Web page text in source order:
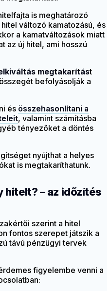
is meghatározó
változó kamatozású, és
a kamatváltozások miatt
az új hitel, ami hosszú
megtakarítást
befolyásolják a
és összehasonlítani a
, valamint számításba
tényezőket a döntés
nyújthat a helyes
is megtakaríthatunk.
hitelt? – az időzítés
szerint a hitel
fontos szerepet játszik a
távú pénzügyi tervek
figyelembe venni a